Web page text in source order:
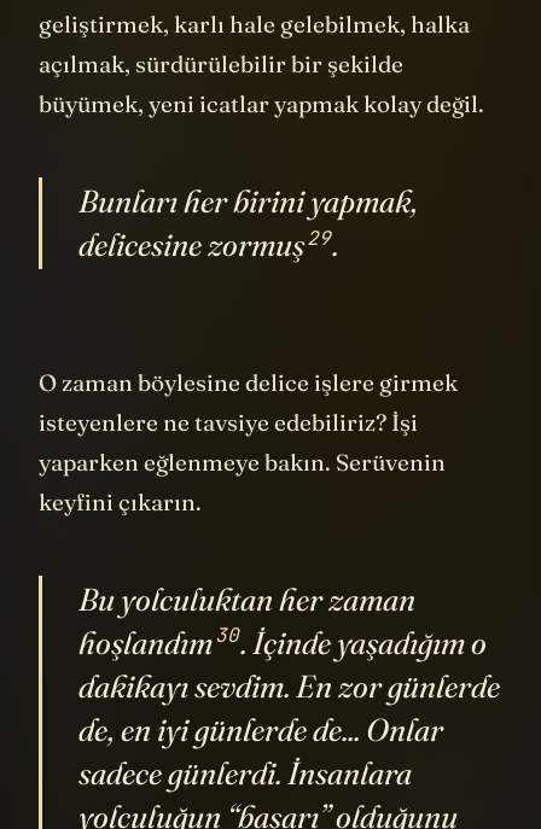
insan kaynağına ulaşmak, ürün
geliştirmek, karlı hale gelebilmek, halka
açılmak, sürdürülebilir bir şekilde
Bunları her birini yapmak,
O zaman böylesine delice işlere girmek
isteyenlere ne tavsiye edebiliriz? İşi
yaparken eğlenmeye bakın. Serüvenin
Bu yolculuktan her zaman
hoşlandım
. İçinde yaşadığım o
dakikayı sevdim. En zor günlerde
de, en iyi günlerde de... Onlar
sadece günlerdi. İnsanlara